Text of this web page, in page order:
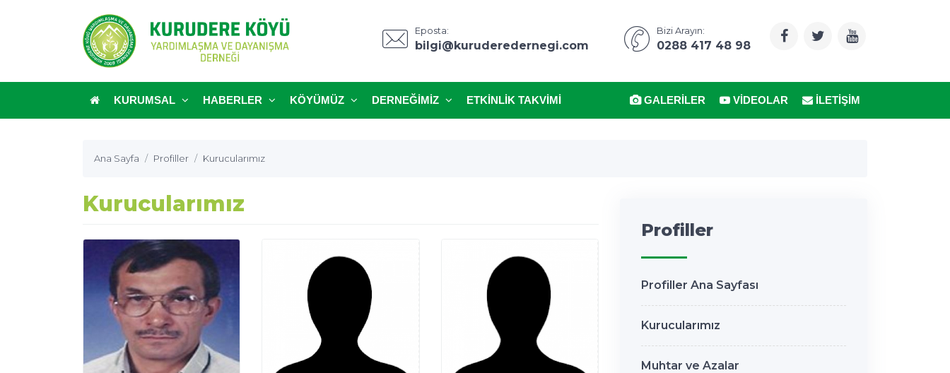
Eposta:
bilgi@kuruderedernegi.com
Bizi Arayın:
0288 417 48 98
KURUMSAL HABERLER KÖYÜMÜZ DERNEĞIMIZ ETKINLIK TAKVIMI GALERILER VIDEOLAR İLETIŞIM
Ana Sayfa Profiller Kurucularımız
Kurucularımız
Profiller
Profiller Ana Sayfası
Kurucularımız
Muhtar ve Azalar